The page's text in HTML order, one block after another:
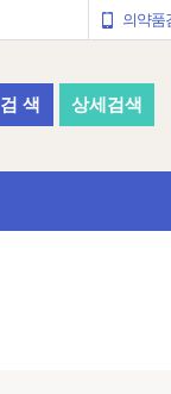
의약품
검 색 상세검색